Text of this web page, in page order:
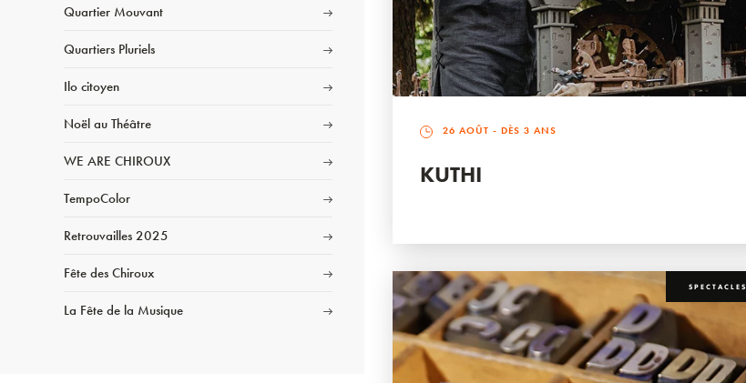
Quartier Mouvant
Quartiers Pluriels
Ilo citoyen
Noël au Théâtre
WE ARE CHIROUX
TempoColor
Retrouvailles 2025
Fête des Chiroux
La Fête de la Musique
26 AOÛT - DÈS 3 ANS
KUTHI
SPECTACLES